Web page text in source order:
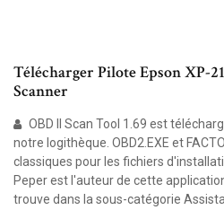
Télécharger Pilote Epson XP-
Scanner
OBD II Scan Tool 1.69 est
notre logithèque. OBD2.EXE et
classiques pour les fichiers
Peper est l'auteur de cette
trouve dans la sous-catégorie